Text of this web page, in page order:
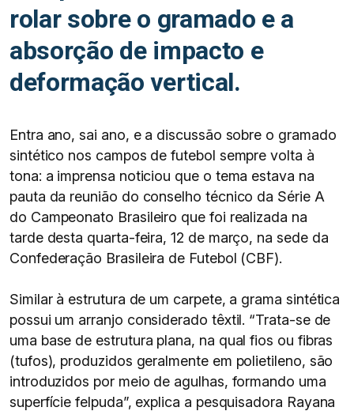
rolar sobre o gramado e a
absorção de impacto e
deformação vertical.
Entra ano, sai ano, e a discussão sobre o gramado
sintético nos campos de futebol sempre volta à
tona: a imprensa noticiou que o tema estava na
pauta da reunião do conselho técnico da Série A
do Campeonato Brasileiro que foi realizada na
tarde desta quarta-feira, 12 de março, na sede da
Confederação Brasileira de Futebol (CBF).
Similar à estrutura de um carpete, a grama sintética
possui um arranjo considerado têxtil. “Trata-se de
uma base de estrutura plana, na qual fios ou fibras
(tufos), produzidos geralmente em polietileno, são
introduzidos por meio de agulhas, formando uma
superfície felpuda”, explica a pesquisadora Rayana